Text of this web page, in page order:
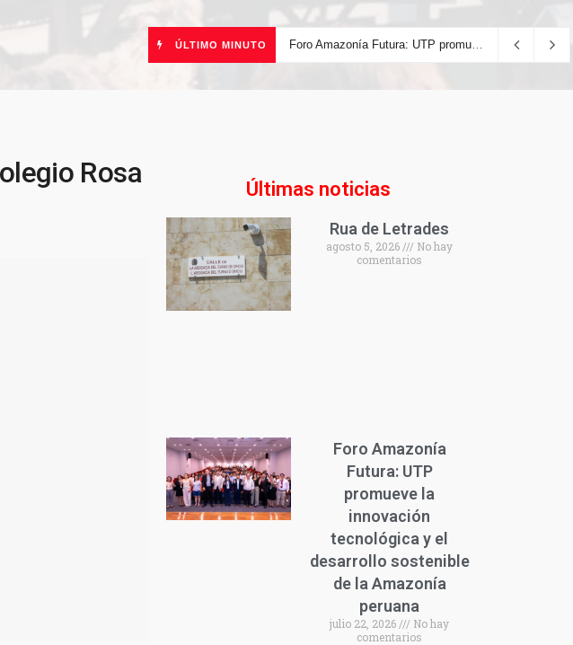
ÚLTIMO MINUTO Foro Amazonía Futura: UTP promueve la innovación tecnológica y el desarrollo sostenible de la Amazonía peruana
Rosa
Últimas noticias
Rua de Letrades
agosto 5, 2026
No hay
comentarios
Foro Amazonía
Futura: UTP
promueve la
innovación
tecnológica y el
desarrollo sostenible
de la Amazonía
peruana
julio 22, 2026
No hay
comentarios